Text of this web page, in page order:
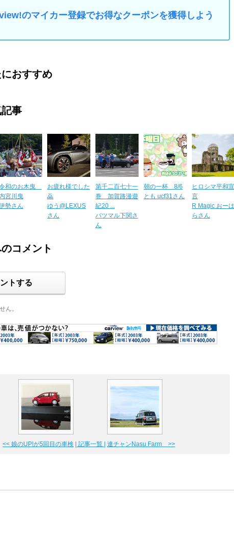
のマイカー登録でお得なクーポンを獲得しよう
おすすめ
事
和のお木曳
内宮川曳
勢さん
お疲れ様でした
🙇
ゆう@LEXUS
さん
第千二百七十一
巻 加賀路漫遊
紀20 ...
バツマル下関さ
ん
朝の一杯 8/6
とも ucf31さん
ヒロシマ平和宣
言
R Magic おーは
らさん
コメント
トする
ん。
<< 娘のUP!が5回目の車検 | 記事一覧 | 連チャンNasu Farm >>